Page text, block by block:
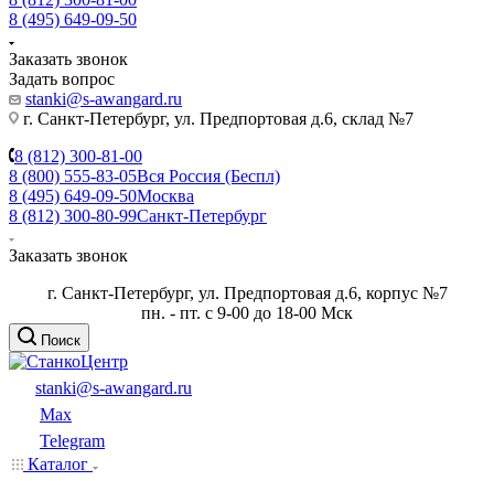
8 (495) 649-09-50
Заказать звонок
Задать вопрос
stanki@s-awangard.ru
г. Санкт-Петербург, ул. Предпортовая д.6, склад №7
8 (812) 300-81-00
8 (800) 555-83-05Вся Россия (Беспл)
8 (495) 649-09-50Москва
8 (812) 300-80-99Санкт-Петербург
Заказать звонок
г. Санкт-Петербург, ул. Предпортовая д.6, корпус №7
пн. - пт. с 9-00 до 18-00 Мск
Поиск
stanki@s-awangard.ru
Max
Telegram
Каталог